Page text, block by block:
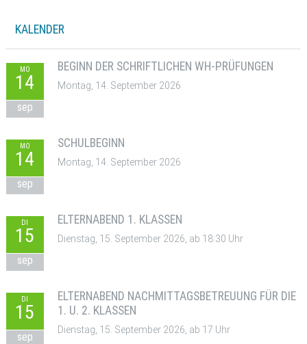
KALENDER
MO
14
sep
BEGINN DER SCHRIFTLICHEN WH-PRÜFUNGEN
Montag, 14. September 2026
MO
14
sep
SCHULBEGINN
Montag, 14. September 2026
DI
15
sep
ELTERNABEND 1. KLASSEN
Dienstag, 15. September 2026, ab 18:30 Uhr
DI
15
sep
ELTERNABEND NACHMITTAGSBETREUUNG FÜR DIE
1. U. 2. KLASSEN
Dienstag, 15. September 2026, ab 17 Uhr